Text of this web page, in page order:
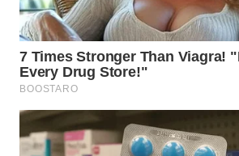
limpa reduzindo drasticamente a
esforçopesado na suapróxima
Por fim investir alguns minutos
cuidado especial prolonga a vida
materiais domésticos com muita
de um ambiente sempre radiante
totalmente livre daquele aspecto